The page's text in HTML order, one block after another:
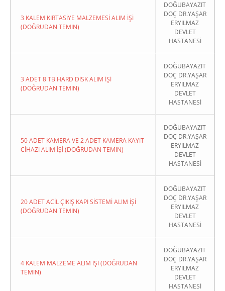
3 KALEM KIRTASİYE MALZEMESİ ALIM İŞİ
(DOĞRUDAN TEMIN)
DOĞUBAYAZIT
DOÇ DR.YAŞAR
ERYILMAZ
DEVLET
HASTANESİ
3 ADET 8 TB HARD DİSK ALIM İŞİ
(DOĞRUDAN TEMIN)
DOĞUBAYAZIT
DOÇ DR.YAŞAR
ERYILMAZ
DEVLET
HASTANESİ
50 ADET KAMERA VE 2 ADET KAMERA KAYIT
CİHAZI ALIM İŞİ (DOĞRUDAN TEMIN)
DOĞUBAYAZIT
DOÇ DR.YAŞAR
ERYILMAZ
DEVLET
HASTANESİ
20 ADET ACİL ÇIKIŞ KAPI SİSTEMİ ALIM İŞİ
(DOĞRUDAN TEMIN)
DOĞUBAYAZIT
DOÇ DR.YAŞAR
ERYILMAZ
DEVLET
HASTANESİ
4 KALEM MALZEME ALIM İŞİ (DOĞRUDAN
TEMIN)
DOĞUBAYAZIT
DOÇ DR.YAŞAR
ERYILMAZ
DEVLET
HASTANESİ